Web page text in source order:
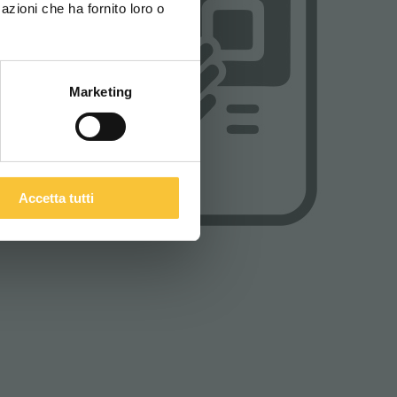
che ha fornito loro o
Marketing
Accetta tutti
ITALIANO